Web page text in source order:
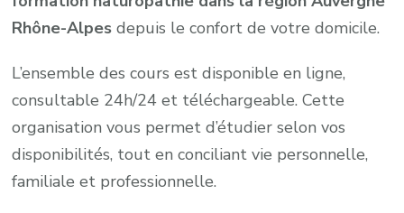
Rhône-Alpes depuis le confort de votre domicile.
L’ensemble des cours est disponible en ligne,
consultable 24h/24 et téléchargeable. Cette
organisation vous permet d’étudier selon vos
disponibilités, tout en conciliant vie personnelle,
familiale et professionnelle.